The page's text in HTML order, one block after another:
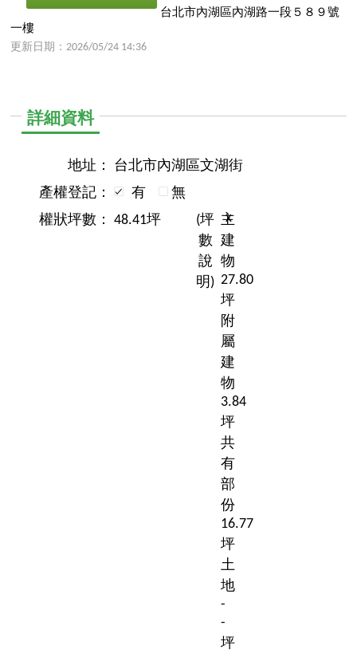
台北市內湖區內湖路一段５８９號
一樓
更新日期：2026/05/24 14:36
詳細資料
地址：
台北市內湖區文湖街
產權登記：
有
無
權狀坪數：
48.41坪
(坪
數
說
明)
主
建
物
27.80
坪
附
屬
建
物
3.84
坪
共
有
部
份
16.77
坪
土
地
-
-
坪
x